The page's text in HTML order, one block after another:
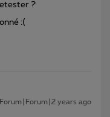
?
:(
Forum|Forum|2 years ago